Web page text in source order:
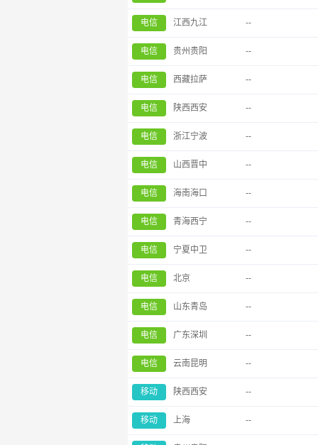
电信 江西九江 --
电信 贵州贵阳 --
电信 西藏拉萨 --
电信 陕西西安 --
电信 浙江宁波 --
电信 山西晋中 --
电信 海南海口 --
电信 青海西宁 --
电信 宁夏中卫 --
电信 北京 --
电信 山东青岛 --
电信 广东深圳 --
电信 云南昆明 --
移动 陕西西安 --
移动 上海 --